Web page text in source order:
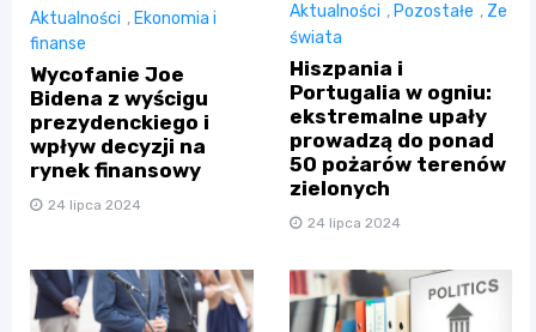
Aktualności , Ekonomia i
finanse
Wycofanie Joe
Bidena z wyścigu
prezydenckiego i
wpływ decyzji na
rynek finansowy
24 lipca 2024
Aktualności ,Pozostałe , Ze
świata
Hiszpania i
Portugalia w ogniu:
ekstremalne upały
prowadzą do ponad
50 pożarów terenów
zielonych
24 lipca 2024